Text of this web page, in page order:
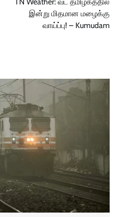
TN Weather: வட தமிழகத்தில்
இன்று மிதமான மழைக்கு
வாய்ப்பு! – Kumudam